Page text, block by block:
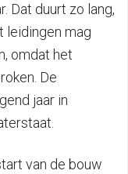
Dat duurt zo lang,
leidingen mag
omdat het
De
jaar in
van de bouw